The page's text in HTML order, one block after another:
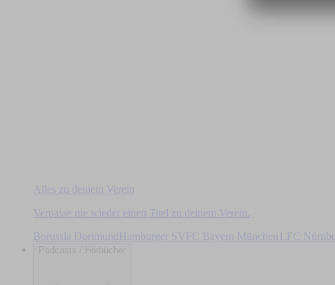
Alles zu deinem Verein
Verpasse nie wieder einen Titel zu deinem Verein.
Borussia DortmundHamburger SV FC Bayern München 1.FC
Podcasts / Hörbücher